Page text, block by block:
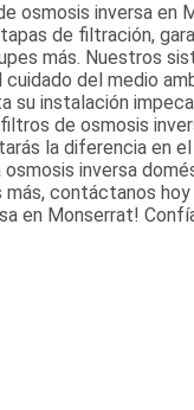
osmosis inversa
de filtración,
más. Nuestros
del medio
instalación
de osmosis
la diferencia
inversa
contáctanos
en Monserrat!